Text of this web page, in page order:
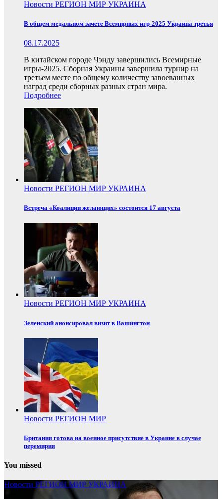
Новости РЕГИОН МИР УКРАИНА
В общем медальном зачете Всемирных игр-2025 Украина третья
08.17.2025
В китайском городе Чэнду завершились Всемирные
игры-2025. Сборная Украины завершила турнир на
третьем месте по общему количеству завоеванных
наград среди сборных разных стран мира.
Подробнее
Новости РЕГИОН МИР УКРАИНА
Встреча «Коалиции желающих» состоится 17 августа
Новости РЕГИОН МИР УКРАИНА
Зеленский анонсировал визит в Вашингтон
Новости РЕГИОН МИР
Британия готова на военное присутствие в Украине в случае
перемирия
You missed
Новости РЕГИОНМИР УКРАИНА